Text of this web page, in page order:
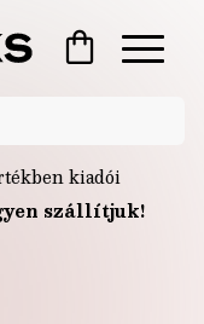
kiadói
szállítjuk!